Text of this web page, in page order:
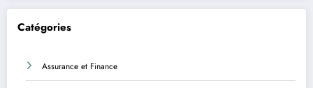
Catégories
Assurance et Finance